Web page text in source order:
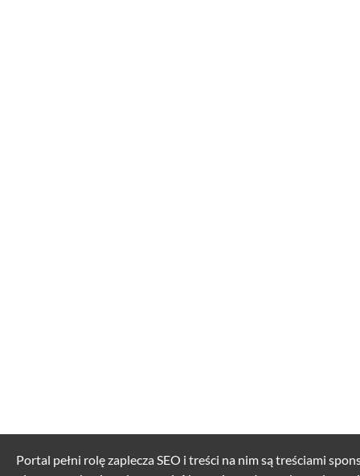
Portal pełni rolę zaplecza SEO i treści na nim są treściami